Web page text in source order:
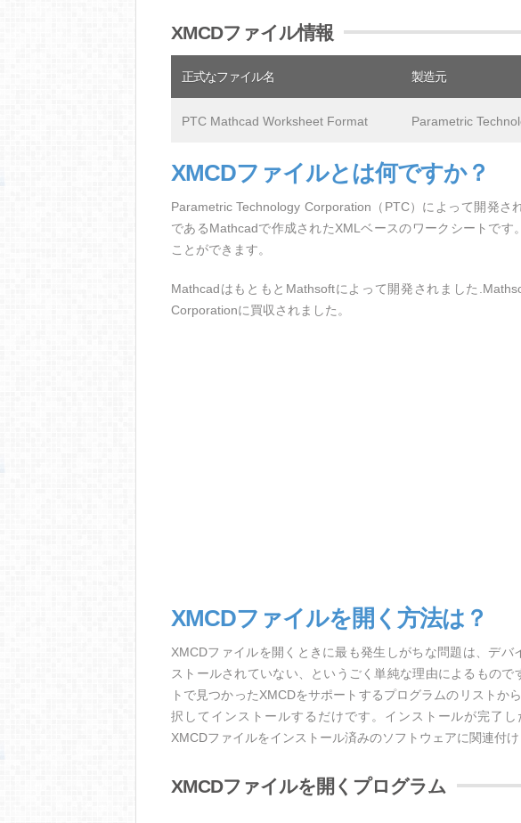
XMCDファイル情報
正式なファイル名 製造元
PTC Mathcad Worksheet Format Parametric
XMCDファイルとは何ですか？
Parametric Technology Corporation（PTC）によって開発さ
であるMathcadで作成されたXMLベースのワークシートです
ことができます。
MathcadはもともとMathsoftによって開発されました
Corporationに買収されました。
XMCDファイルを開く方法は？
XMCDファイルを開くときに最も発生しがちな問題は、デ
ストールされていない、というごく単純な理由によるもの
トで見つかったXMCDをサポートするプログラムのリストか
択してインストールするだけです。インストールが完了
XMCDファイルをインストール済みのソフトウェアに関連付け
XMCDファイルを開くプログラム